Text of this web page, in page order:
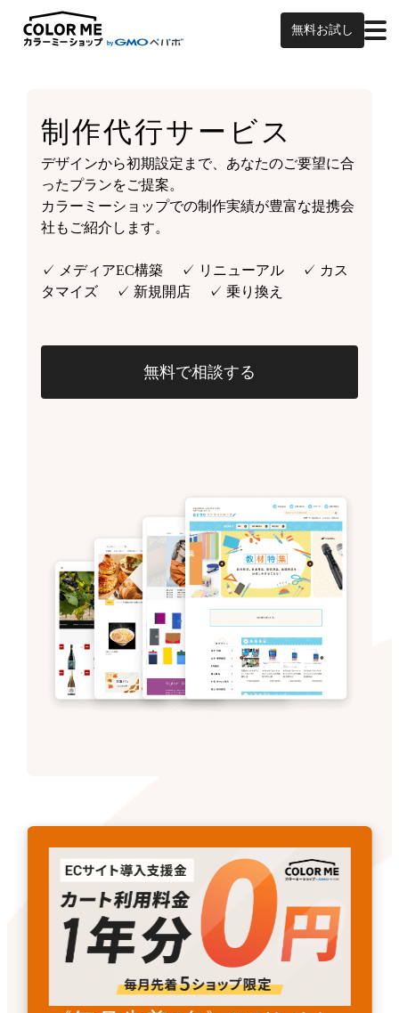
無料お試し
制作代行サービス
デザインから初期設定まで、あなたのご要望に合
ったプランをご提案。
カラーミーショップでの制作実績が豊富な提携会
社もご紹介します。
✓ メディアEC構築 ✓ リニューアル ✓ カス
タマイズ ✓ 新規開店 ✓ 乗り換え
無料で相談する